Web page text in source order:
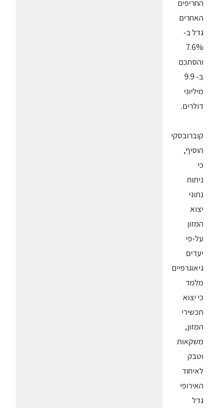
החריפים
האחרים
גדל ב-
7.6%
והסתכם
ב- 9.9
מיליוני
דולרים.
קוברובסקי
הוסיף,
כי
ניתוח
נתוני
יצוא
המזון
על-פי
יעדים
גיאוגרפיים
מלמד
כי יצוא
תכשירי
המזון,
משקאות
וטבק
לאיחוד
האירופי
גדל